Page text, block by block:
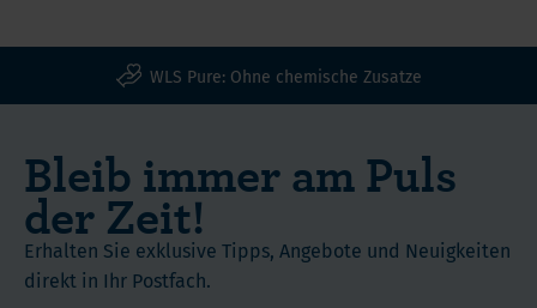
WLS Pure: Ohne chemische Zusatze
Bleib immer am Puls
der Zeit!
Erhalten Sie exklusive Tipps, Angebote und Neuigkeiten
direkt in Ihr Postfach.